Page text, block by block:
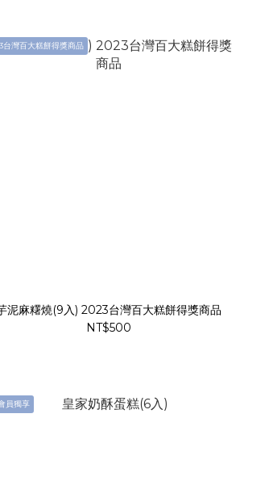
台灣百大糕餅得獎商品
芋泥麻糬燒(9入) 2023台灣百大糕餅得獎商品
NT$500
員獨享